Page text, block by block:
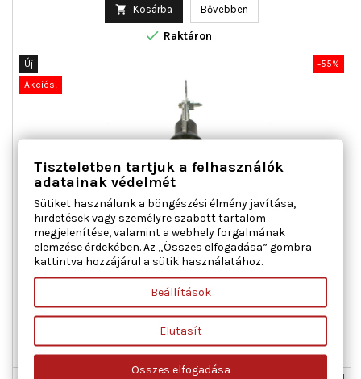
 Kosárba Bővebben
 Raktáron
-55%
Új
Akciós!
BOSCH 0 204 131 221 FÉKERŐSZABÁLYOZÓ ALFA ROMEO FIAT
LANCIA
Működési mód : hidraulikus
59 981 Ft
ár
Kosárba Bővebben
Utolsó tételek a raktáron
Tiszteletben tartjuk a felhasználók
adatainak védelmét
Sütiket használunk a böngészési élmény javítása,
hirdetések vagy személyre szabott tartalom
megjelenítése, valamint a webhely forgalmának
elemzése érdekében. Az „Összes elfogadása” gombra
kattintva hozzájárul a sütik használatához.
Beállítások
Elutasít
Összes elfogadása